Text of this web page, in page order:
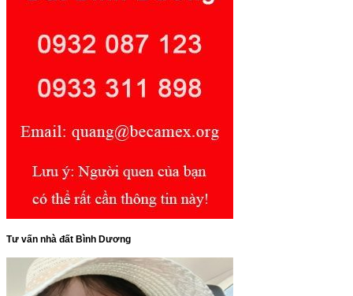
Tư vấn nhà đất Bình Dương